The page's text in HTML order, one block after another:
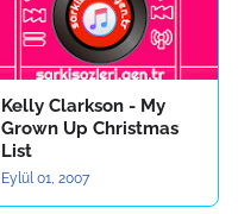
Kelly Clarkson - My
Grown Up Christmas
List
Eylül 01, 2007